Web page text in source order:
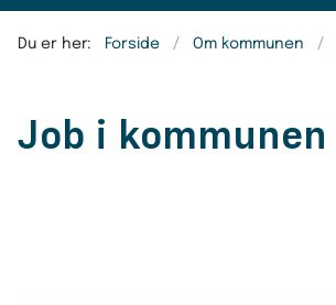
Du er her: Forside Om kommunen
Job i kommunen